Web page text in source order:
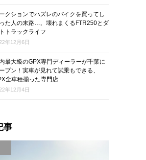
クションでハズレのバイクを買ってし
た人の末路…。壊れまくるFTR250とダ
トラックライフ
年12月6日
最大級のGPX専門ディーラーが千葉に
プン！実車が見れて試乗もできる、
全車種揃った専門店
年12月4日
事